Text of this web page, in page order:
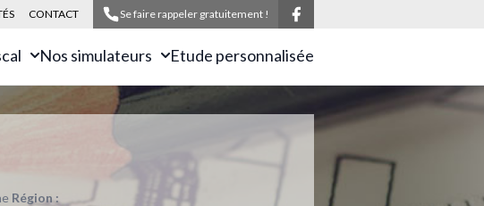
CONTACT Se faire rappeler gratuitement !
Nos simulateurs Etude personnalisée
Région :